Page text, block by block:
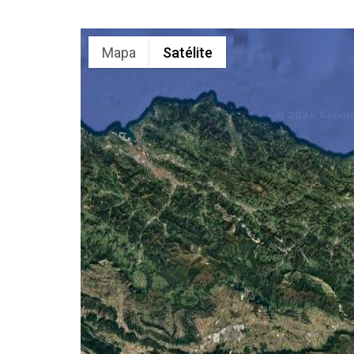
Mapa Satélite